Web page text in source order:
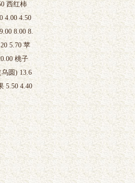
西红柿
4.00 4.50
8.00 8.
5.70 苹
桃子
乌圆) 13.6
5.50 4.40